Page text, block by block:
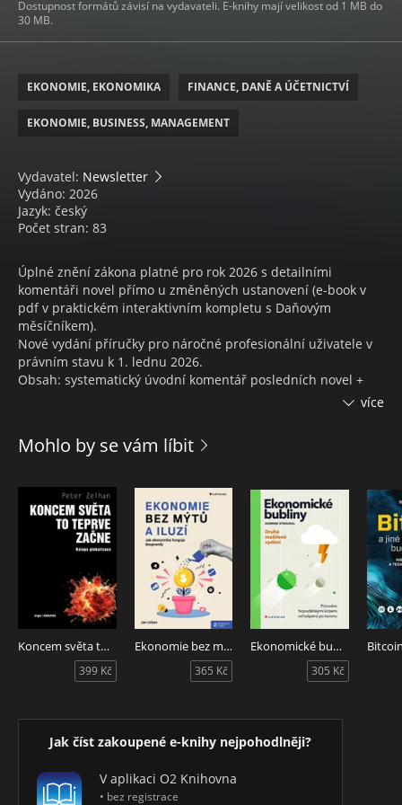
Dostupnost formátů závisí na vydavateli. E-knihy mají velikost od 1 MB do
30 MB.
EKONOMIE, EKONOMIKA FINANCE, DANĚ A ÚČETNICTVÍ
EKONOMIE, BUSINESS, MANAGEMENT
Vydavatel: Newsletter
Vydáno: 2026
Jazyk: český
Počet stran: 83
Úplné znění zákona platné pro rok 2026 s detailními
komentáři novel přímo u změněných ustanovení (e-book v
pdf v praktickém interaktivním kompletu s Daňovým
měsíčníkem).
Nové vydání příručky pro náročné profesionální uživatele v
právním stavu k 1. lednu 2026.
Obsah: systematický úvodní komentář posledních novel +
komentáře přímo v textu, orientační prvky, uspořádání a
práce s textem, extra široký formát. Publikace s doplňkovým
servisem pro nejnáročnější profesionální uživatele. Pro
studium, školení, rychlé osvojení změn a použití v denní
Doplňky a servis: 12x ročně Daňový měsíčník v pdf s
nejnovějšími informacemi o vývoji daňové legislativy,
bonusové e-booky s podrobně komentovanými novelami,
servisní webová stránka DanoveZakony365.cz pro uživatele s
aktuálními texty a podrobnými informacemi k novelám.
více
Mohlo by se vám líbit
Koncem světa to teprve začne
399 Kč
Ekonomie bez mýtů a iluzí - 2. aktualizované vydání
365 Kč
Ekonomické bubliny - druhé rozšířené vydání
305 Kč
Jak číst zakoupené e-knihy nejpohodlněji?
V aplikaci O2 Knihovna
• bez registrace